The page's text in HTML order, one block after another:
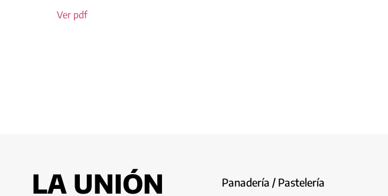
Ver pdf
LA UNIÓN
Panadería / Pastelería